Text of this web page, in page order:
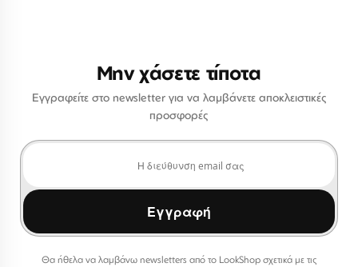
Μην χάσετε τίποτα
Εγγραφείτε στο newsletter για να λαμβάνετε αποκλειστικές
προσφορές
Εγγραφή
Θα ήθελα να λαμβάνω newsletters από το LookShop σχετικά με τις